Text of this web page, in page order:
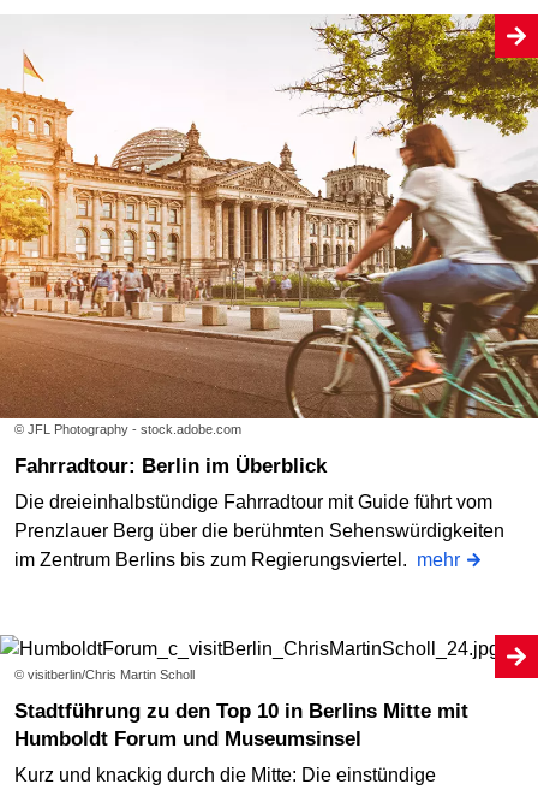
© JFL Photography - stock.adobe.com
Fahrradtour: Berlin im Überblick
Die dreieinhalbstündige Fahrradtour mit Guide führt vom
Prenzlauer Berg über die berühmten Sehenswürdigkeiten
im Zentrum Berlins bis zum Regierungsviertel. mehr
© visitberlin/Chris Martin Scholl
Stadtführung zu den Top 10 in Berlins Mitte mit
Humboldt Forum und Museumsinsel
Kurz und knackig durch die Mitte: Die einstündige